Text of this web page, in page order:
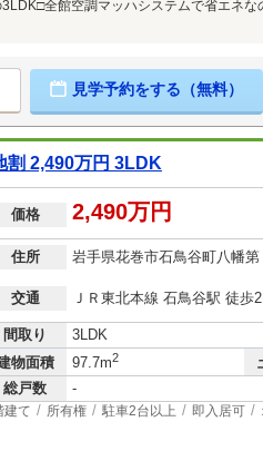
全館空調マッハシステムで省エネ
見学予約をする（無料）
割 2,490万円 3LDK
価格 2,490万円
住所 岩手県花巻市石鳥谷町八幡第
交通 ＪＲ東北本線 石鳥谷駅 徒歩
間取り
3LDK
物面積
97.7m2
総戸数 -
建て 所有権 駐車2台以上 即入居可